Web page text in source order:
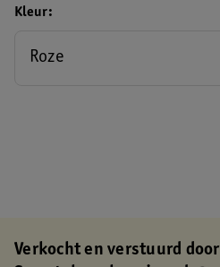
Kleur
Roze
Verkocht en verstuurd door